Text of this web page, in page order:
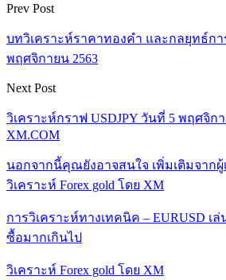
Prev Post
บทวิเคราะห์ราคาทองคำ และกลยุทธ์ก
พฤศจิกายน 2563
Next Post
วิเคราะห์กราฟ USDJPY วันที่ 5 พฤศจิก
XM.COM
นอกจากนี้คุณยังอาจสนใจ เพิ่มเติมจาก
วิเคราะห์ Forex gold โดย XM
การวิเคราะห์ทางเทคนิค – EURUSD เ
ซื้อมากเกินไป
วิเคราะห์ Forex gold โดย XM